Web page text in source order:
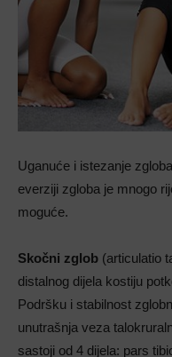
Uganuće i istezanje
everziji zgloba je mnogo
moguće.
Skočni zglob (articulatio
distalnog dijela kostiju
Podršku i stabilnost
unutrašnja veza
sastoji od 4 dijela: pars